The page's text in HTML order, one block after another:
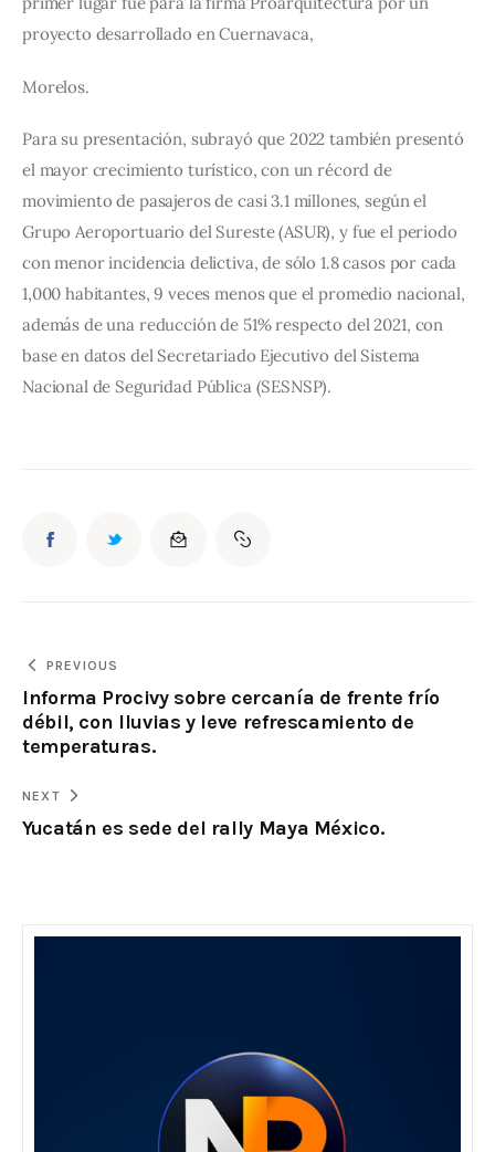
proyecto desarrollado en Cuernavaca,
Morelos.
Para su presentación, subrayó que 2022 también presentó
el mayor crecimiento turístico, con un récord de
movimiento de pasajeros de casi 3.1 millones, según el
Grupo Aeroportuario del Sureste (ASUR), y fue el periodo
con menor incidencia delictiva, de sólo 1.8 casos por cada
1,000 habitantes, 9 veces menos que el promedio nacional,
además de una reducción de 51% respecto del 2021, con
base en datos del Secretariado Ejecutivo del Sistema
Nacional de Seguridad Pública (SESNSP).
PREVIOUS
Informa Procivy sobre cercanía de frente frío
débil, con lluvias y leve refrescamiento de
temperaturas.
NEXT
Yucatán es sede del rally Maya México.